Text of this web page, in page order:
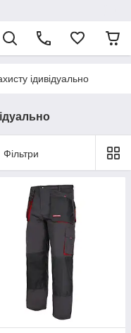
ідивідуально
Фільтри